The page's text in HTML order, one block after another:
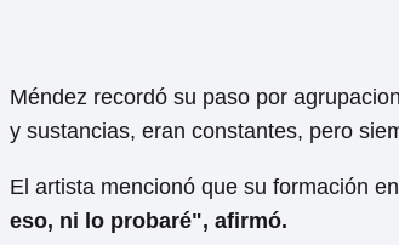
Méndez recordó su paso por
y sustancias, eran constantes, pero
El artista mencionó que su formación
eso, ni lo probaré", afirmó.